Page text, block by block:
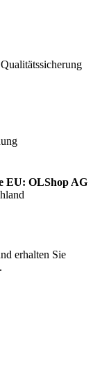
EU: OLShop AG
erhalten Sie